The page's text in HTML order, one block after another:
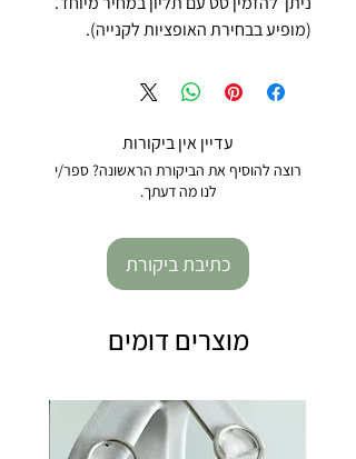
(מופיע בבחירת האופציות לקנייה).
עדיין אין ביקורות
רוצה להוסיף את הביקורת הראשונה? ספר/י
לנו מה דעתך.
כתיבת ביקורת
מוצרים דומים